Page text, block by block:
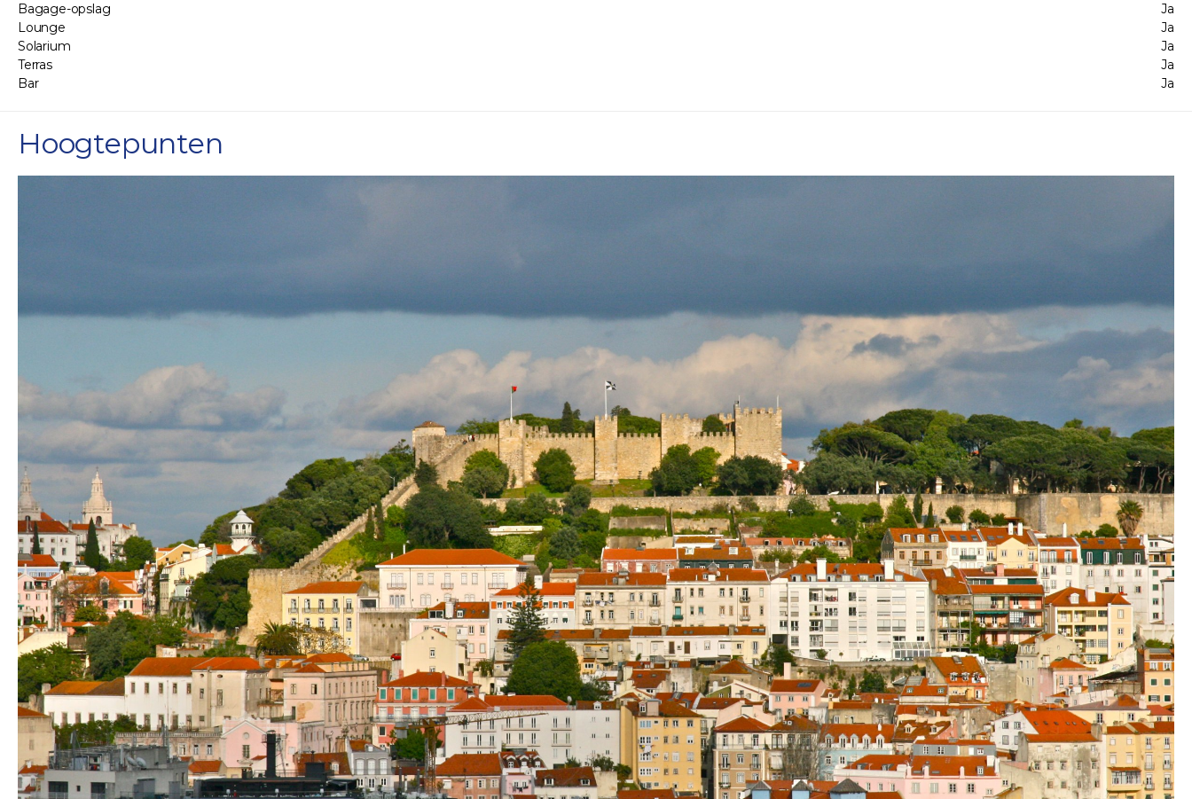
Bagage-opslag
Ja
Lounge
Ja
Solarium
Ja
Terras
Ja
Bar
Ja
Hoogtepunten